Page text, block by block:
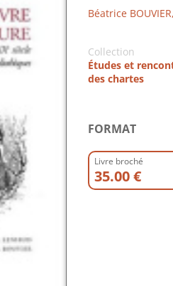
Béatrice BOUVIER,
Collection
Études et
des chartes
FORMAT
Livre broché
35.00 €